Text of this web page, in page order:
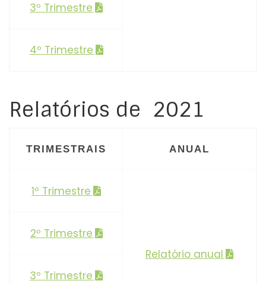
3º Trimestre
4º Trimestre
Relatórios de 2021
TRIMESTRAIS ANUAL
1º Trimestre
Relatório anual
2º Trimestre
3º Trimestre